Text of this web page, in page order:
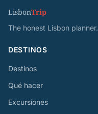
LisbonTrip
The honest Lisbon planner.
DESTINOS
Destinos
Qué hacer
Excursiones